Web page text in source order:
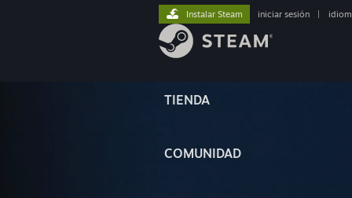
TIENDA
COMUNIDAD
Instalar Steam iniciar sesión